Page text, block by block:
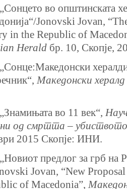
во општинската
Jonovski Jovan,
in the Republic of
Herald бр. 10, Скопје,
Македонски хералд
во 11 век“,
од смртта –
2015 Скопје: ИНИ.
предлог за грб на
Jovan, “New
of Macedonia”,